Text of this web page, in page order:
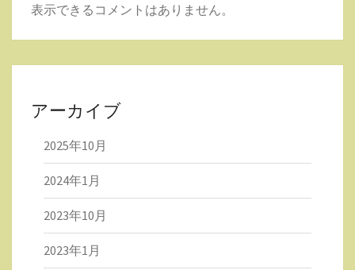
表示できるコメントはありません。
アーカイブ
2025年10月
2024年1月
2023年10月
2023年1月